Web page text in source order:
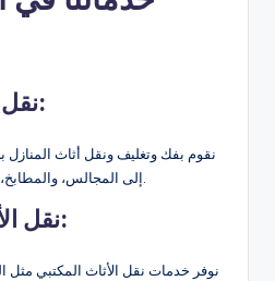
نقل أثاث المنازل:
نقوم بفك وتغليف ونقل أثاث المنازل
إلى المجالس، والمطابخ، بأيدي عمالة خبيرة ومحترفة.
نقل الأثاث للمكاتب:
نوفر خدمات نقل الأثاث المكتبي مثل